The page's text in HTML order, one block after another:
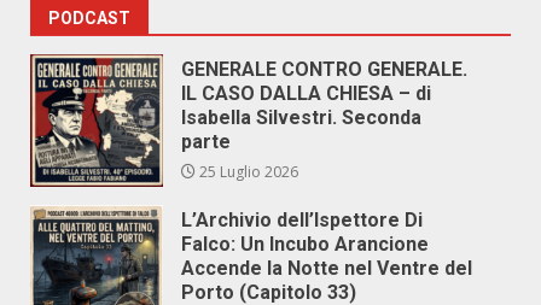
PODCAST
GENERALE CONTRO GENERALE.
IL CASO DALLA CHIESA – di
Isabella Silvestri. Seconda
parte
25 Luglio 2026
L’Archivio dell’Ispettore Di
Falco: Un Incubo Arancione
Accende la Notte nel Ventre del
Porto (Capitolo 33)